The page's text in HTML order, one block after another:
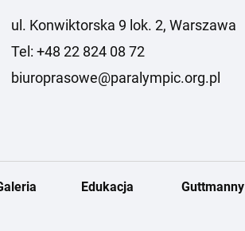
ul. Konwiktorska 9 lok. 2, Warszawa
Tel: +48 22 824 08 72
biuroprasowe@paralympic.org.pl
Edukacja Guttmanny